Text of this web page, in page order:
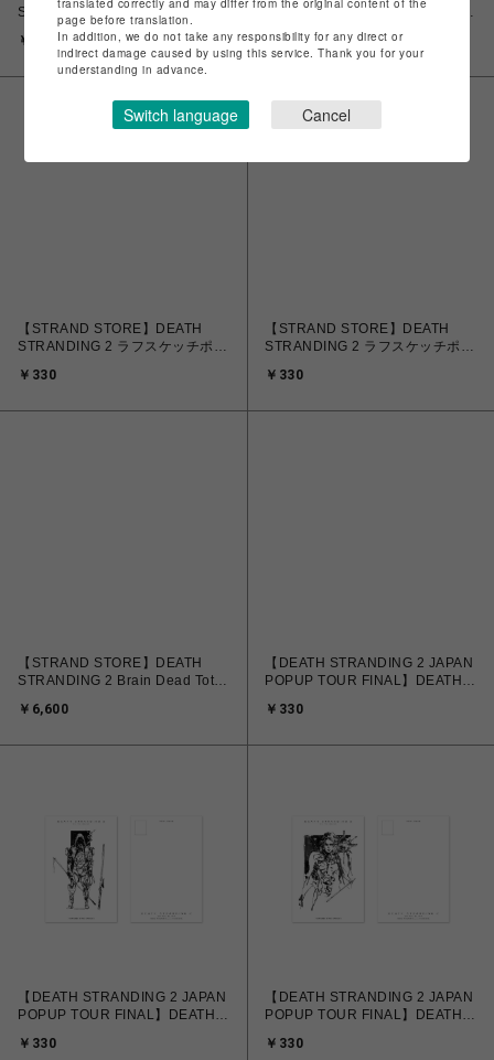
STRANDING 2 ラフスケッチポス
トカード Part.2 B
￥330
STRANDING 2 ラフスケッチポス
トカード Part.2 C
￥330
【STRAND STORE】DEATH
STRANDING 2 ラフスケッチポス
￥330
【STRAND STORE】DEATH
STRANDING 2 ラフスケッチポス
￥330
【STRAND STORE】DEATH
STRANDING 2 Brain Dead Tote
￥6,600
【DEATH STRANDING 2 JAPAN
POPUP TOUR FINAL】DEATH
￥330
【DEATH STRANDING 2 JAPAN
POPUP TOUR FINAL】DEATH
￥330
【DEATH STRANDING 2 JAPAN
POPUP TOUR FINAL】DEATH
￥330
page before translation.
In addition, we do not take any responsibility for any direct or
indirect damage caused by using this service. Thank you for your
understanding in advance.
Switch language Cancel